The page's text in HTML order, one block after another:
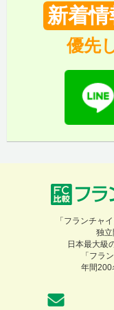
新着情
優先
「フランチャ
独立
日本最大級
「フラ
年間200